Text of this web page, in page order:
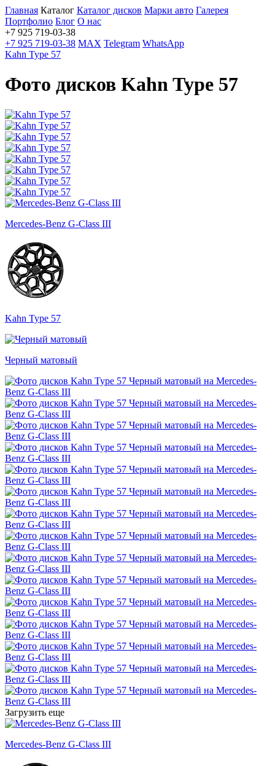
Главная Каталог Каталог дисков Марки авто Галерея
Портфолио Блог О нас
+7 925 719-03-38
+7 925 719-03-38 MAX Telegram WhatsApp
Kahn Type 57
Фото дисков Kahn Type 57
Mercedes-Benz G-Class III
Kahn Type 57
Черный матовый
Загрузить еще
Mercedes-Benz G-Class III